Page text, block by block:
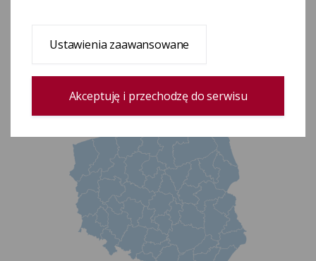
Delegatury KBW
Dane teleadresowe delegatur
Ustawienia zaawansowane
Akceptuję i przechodzę do serwisu